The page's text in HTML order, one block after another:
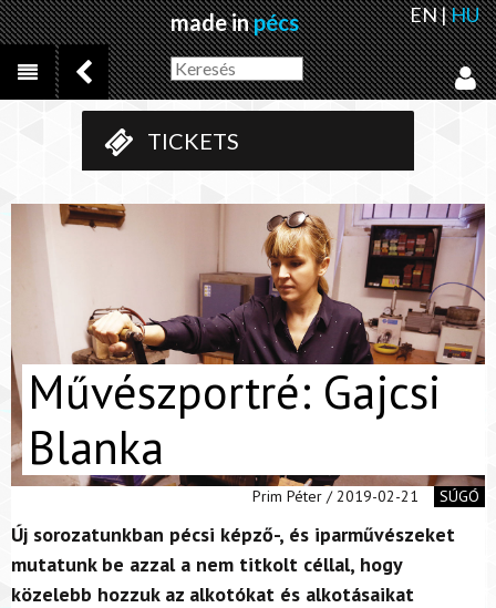
made inpécs EN|HU
TICKETS
Művészportré: Gajcsi
Blanka
Prim Péter / 2019-02-21 SÚGÓ
Új sorozatunkban pécsi képző-, és iparművészeket
mutatunk be azzal a nem titkolt céllal, hogy
közelebb hozzuk az alkotókat és alkotásaikat